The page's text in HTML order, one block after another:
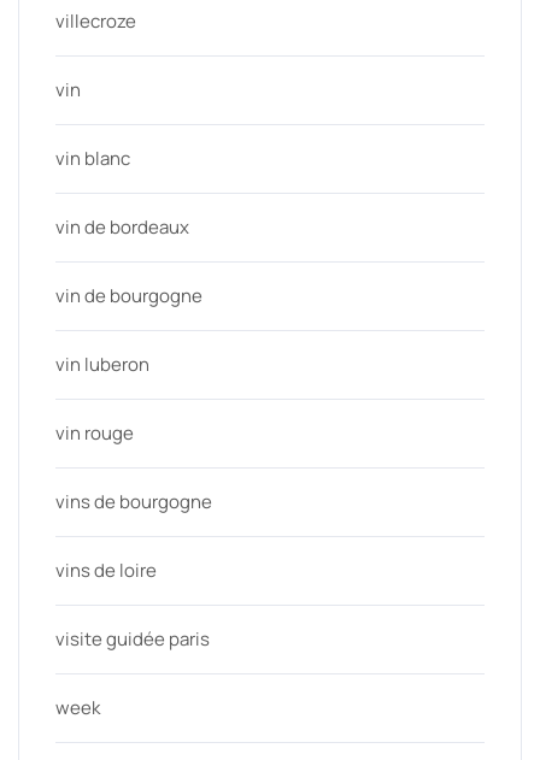
villecroze
vin
vin blanc
vin de bordeaux
vin de bourgogne
vin luberon
vin rouge
vins de bourgogne
vins de loire
visite guidée paris
week